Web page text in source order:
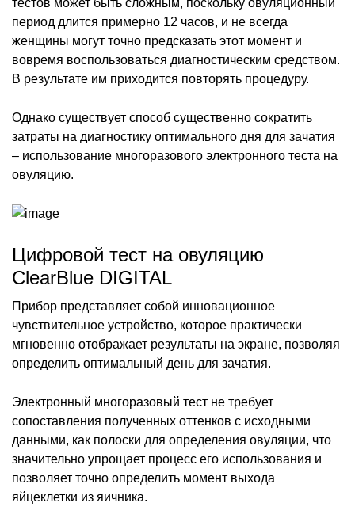
период длится примерно 12 часов, и не всегда
женщины могут точно предсказать этот момент и
вовремя воспользоваться диагностическим средством.
В результате им приходится повторять процедуру.
Однако существует способ существенно сократить
затраты на диагностику оптимального дня для зачатия
– использование многоразового электронного теста на
овуляцию.
Цифровой тест на овуляцию
ClearBlue DIGITAL
Прибор представляет собой инновационное
чувствительное устройство, которое практически
мгновенно отображает результаты на экране, позволяя
определить оптимальный день для зачатия.
Электронный многоразовый тест не требует
сопоставления полученных оттенков с исходными
данными, как полоски для определения овуляции, что
значительно упрощает процесс его использования и
позволяет точно определить момент выхода
яйцеклетки из яичника.